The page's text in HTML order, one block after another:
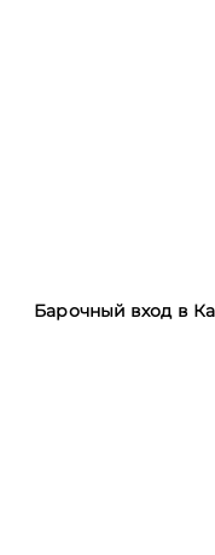
Барочный вход в